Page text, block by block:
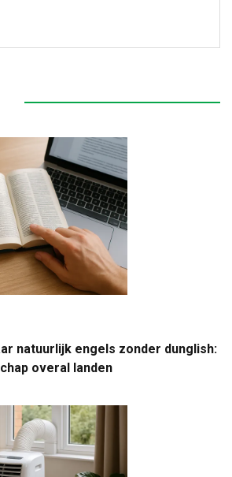
natuurlijk engels zonder dunglish:
overal landen